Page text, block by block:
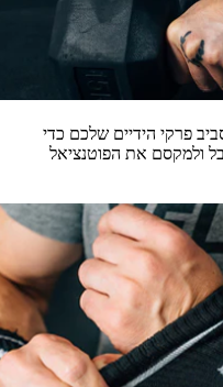
פרקי הידיים שלכם כדי
ולמקסם את הפוטנציאל